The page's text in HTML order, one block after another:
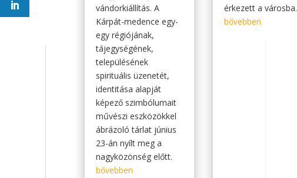
vándorkiállítás. A
Kárpát-medence egy-
egy régiójának,
tájegységének,
településének
spirituális üzenetét,
identitása alapját
képező szimbólumait
művészi eszközökkel
ábrázoló tárlat június
23-án nyílt meg a
nagyközönség előtt.
bővebben
érkezett a városba.
bővebben